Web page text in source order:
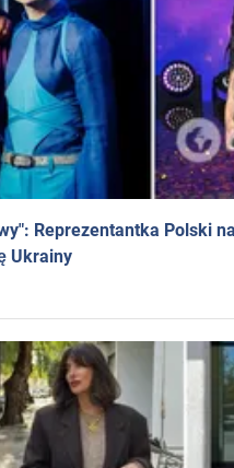
Reprezentantka Polski
Ukrainy